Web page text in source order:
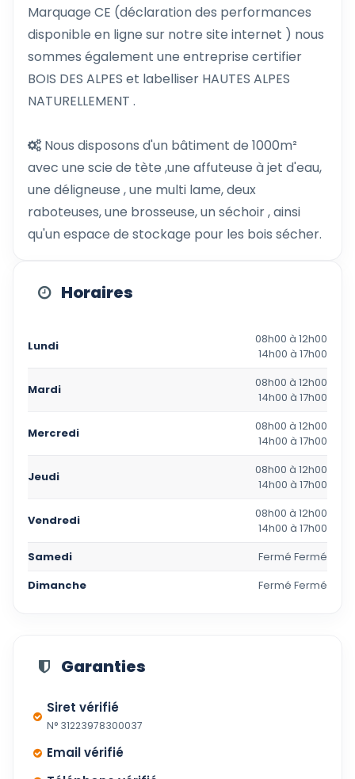
Marquage CE (déclaration des performances
disponible en ligne sur notre site internet ) nous
sommes également une entreprise certifier
BOIS DES ALPES et labelliser HAUTES ALPES
NATURELLEMENT .
Nous disposons d'un bâtiment de 1000m²
avec une scie de tète ,une affuteuse à jet d'eau,
une déligneuse , une multi lame, deux
raboteuses, une brosseuse, un séchoir , ainsi
qu'un espace de stockage pour les bois sécher.
Horaires
Lundi
08h00 à 12h00
14h00 à 17h00
Mardi
08h00 à 12h00
14h00 à 17h00
Mercredi
08h00 à 12h00
14h00 à 17h00
Jeudi
08h00 à 12h00
14h00 à 17h00
Vendredi
08h00 à 12h00
14h00 à 17h00
Samedi
Fermé Fermé
Dimanche
Fermé Fermé
Garanties
Siret vérifié
N° 31223978300037
Email vérifié